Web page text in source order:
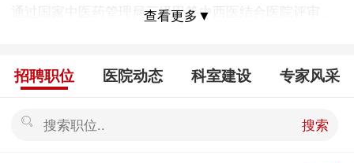
通过国家中医药管理局三级甲等中西医结合医院评审，
积26891.10平方米，建筑面积28079.23平方米，业务用
米；下辖2个社区卫生服务中心，1个紧密型医联体；设
查看更多▼
招聘职位 医院动态 科室建设 专家风采
搜索